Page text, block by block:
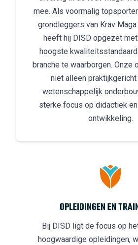
mee. Als voormalig
grondleggers van Krav
heeft hij DISD opgezet
hoogste
branche te waarborgen. Onze
niet alleen praktijkgericht
wetenschappelijk
sterke focus op didactiek
ontwikkeling.
OPLEIDINGEN EN
Bij DISD ligt de focus op
hoogwaardige opleidingen,